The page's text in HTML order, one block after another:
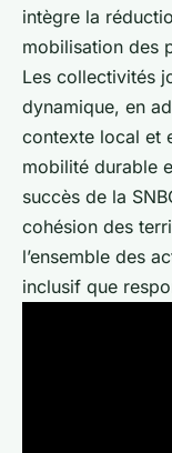
intègre la
mobilisation des
Les collectivités
dynamique, en
contexte local et
mobilité durable
succès de la
cohésion des
l’ensemble des
inclusif que